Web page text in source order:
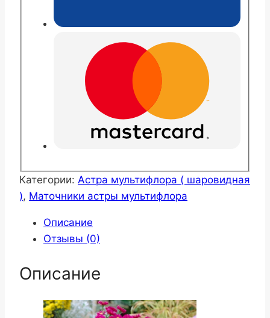
Категории: Астра мультифлора ( шаровидная
), Маточники астры мультифлора
Описание
Отзывы (0)
Описание